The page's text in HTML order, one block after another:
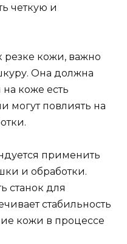
четкую и
кожи, важно
Она должна
коже есть
могут повлиять на
применить
и обработки.
станок для
стабильность
кожи в процессе